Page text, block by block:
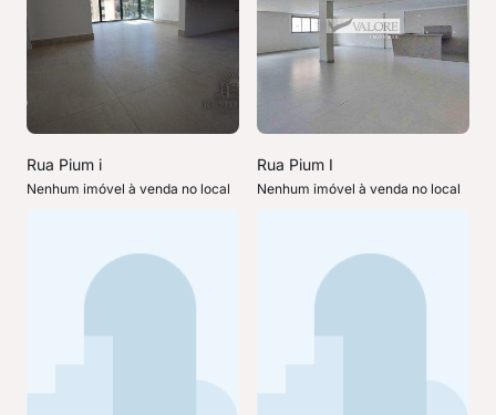
Rua Pium i
Nenhum imóvel à venda no local
Rua Pium I
Nenhum imóvel à venda no local